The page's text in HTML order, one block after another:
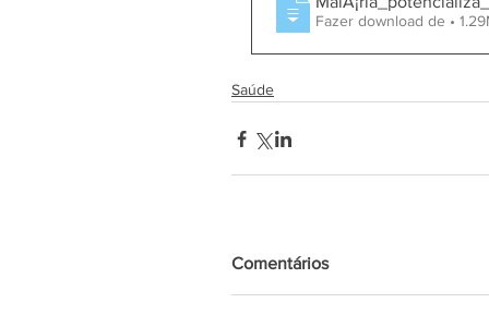
Fazer download
Saúde
Comentários